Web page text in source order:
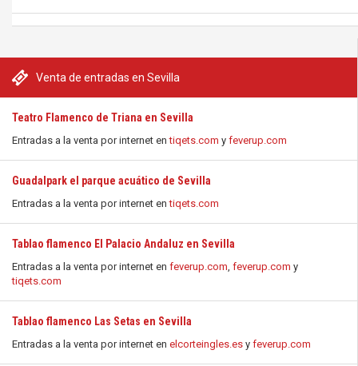
Venta de entradas en Sevilla
Teatro Flamenco de Triana en Sevilla
Entradas a la venta por internet entiqets.com y feverup.com
Guadalpark el parque acuático de Sevilla
Entradas a la venta por internet entiqets.com
Tablao flamenco El Palacio Andaluz en Sevilla
Entradas a la venta por internet en feverup.com, feverup.com y
tiqets.com
Tablao flamenco Las Setas en Sevilla
Entradas a la venta por internet en elcorteingles.es y feverup.com